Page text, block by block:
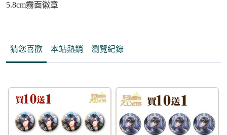
5.8cm霧面徽章
猜您喜歡 本站熱銷 瀏覽紀錄